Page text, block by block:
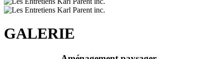
GALERIE